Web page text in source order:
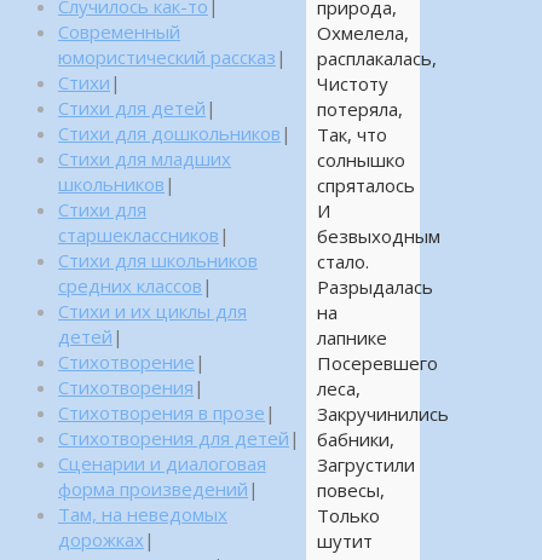
природа,
Охмелела,
расплакалась,
Чистоту
потеряла,
Так, что
солнышко
спряталось
И
безвыходным
стало.
Разрыдалась
на
лапнике
Посеревшего
леса,
Закручинились
бабники,
Загрустили
повесы,
Только
шутит
Случилось как-то |
Современный
юмористический рассказ |
Стихи |
Стихи для детей |
Стихи для дошкольников |
Стихи для младших
школьников |
Стихи для
старшеклассников |
Стихи для школьников
средних классов |
Стихи и их циклы для
детей |
Стихотворение |
Стихотворения |
Стихотворения в прозе |
Стихотворения для детей |
Сценарии и диалоговая
форма произведений |
Там, на неведомых
дорожках |